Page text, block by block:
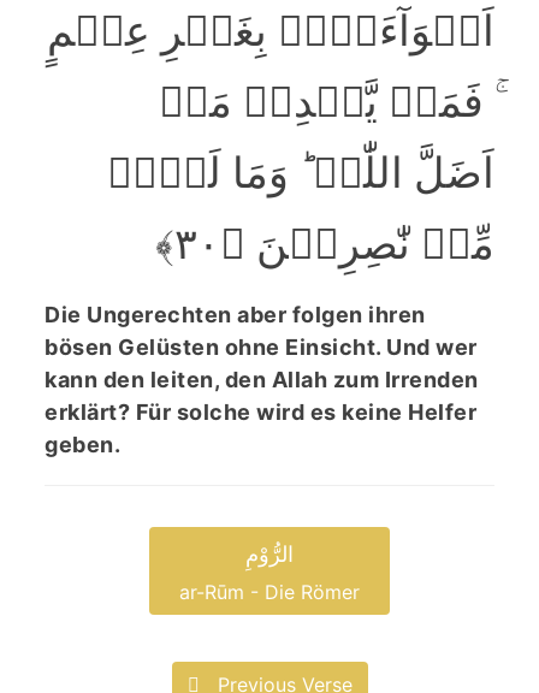
اَہۡوَآءَہُمۡ بِغَیۡرِ عِلۡمٍ
ۚ فَمَنۡ یَّہۡدِیۡ مَنۡ
اَضَلَّ اللّٰہُ ؕ وَمَا لَہُمۡ
مِّنۡ نّٰصِرِیۡنَ ﴿۳۰﴾
Die Ungerechten aber folgen ihren
bösen Gelüsten ohne Einsicht. Und wer
kann den leiten, den Allah zum Irrenden
erklärt? Für solche wird es keine Helfer
geben.
الرُّوْمِ
ar-Rūm - Die Römer
Previous Verse